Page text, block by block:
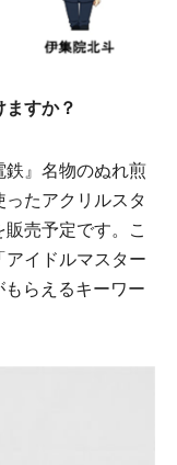
すか？
鉄』名物のぬれ煎
たアクリルスタ
売予定です。こ
イドルマスター
らえるキーワー